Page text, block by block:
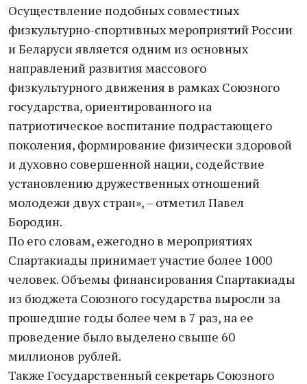
Осуществление подобных совместных
физкультурно-спортивных мероприятий России
и Беларуси является одним из основных
направлений развития массового
физкультурного движения в рамках Союзного
государства, ориентированного на
патриотическое воспитание подрастающего
поколения, формирование физически здоровой
и духовно совершенной нации, содействие
установлению дружественных отношений
молодежи двух стран», – отметил Павел
Бородин.
По его словам, ежегодно в мероприятиях
Спартакиады принимает участие более 1000
человек. Объемы финансирования Спартакиады
из бюджета Союзного государства выросли за
прошедшие годы более чем в 7 раз, на ее
проведение было выделено свыше 60
миллионов рублей.
Также Государственный секретарь Союзного